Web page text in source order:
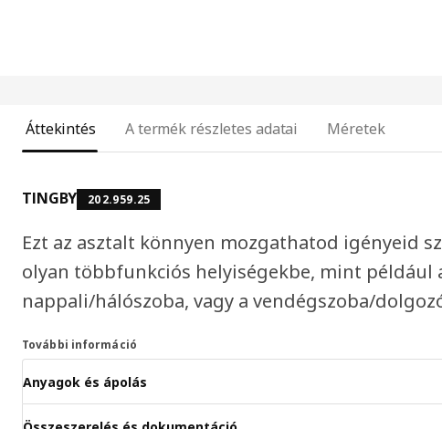
Áttekintés A termék részletes adatai Méretek
TINGBY 202.959.25
Ezt az asztalt könnyen mozgathatod igényeid
olyan többfunkciós helyiségekbe, mint például
nappali/hálószoba, vagy a vendégszoba/
További információ
Anyagok és ápolás